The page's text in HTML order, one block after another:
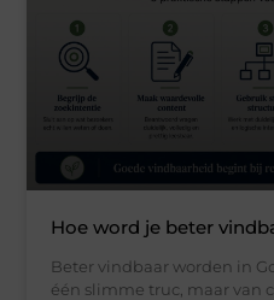
Hoe word je beter
Beter vindbaar worden in
één slimme truc, maar van